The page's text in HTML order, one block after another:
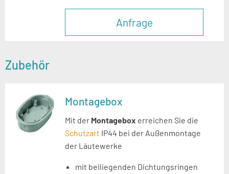
Anfrage
Zubehör
Montagebox
Mit der Montagebox erreichen Sie die
Schutzart IP44 bei der Außenmontage
der Läutewerke
mit beiliegenden Dichtungsringen